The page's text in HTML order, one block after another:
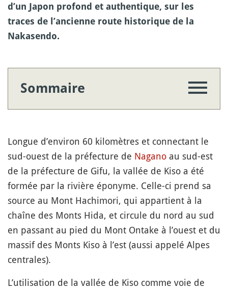
d’un Japon profond et authentique, sur les
traces de l’ancienne route historique de la
Nakasendo.
Sommaire
Longue d’environ 60 kilomètres et connectant le
sud-ouest de la préfecture de Nagano au sud-est
de la préfecture de Gifu, la vallée de Kiso a été
formée par la rivière éponyme. Celle-ci prend sa
source au Mont Hachimori, qui appartient à la
chaîne des Monts Hida, et circule du nord au sud
en passant au pied du Mont Ontake à l’ouest et du
massif des Monts Kiso à l’est (aussi appelé Alpes
centrales).
L’utilisation de la vallée de Kiso comme voie de